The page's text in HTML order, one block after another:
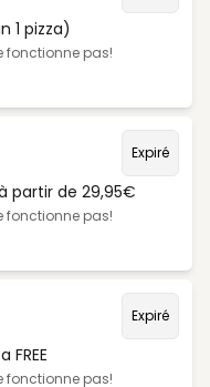
1 pizza)
fonctionne pas!
Expiré
partir de 29,95€
fonctionne pas!
Expiré
FREE
fonctionne pas!